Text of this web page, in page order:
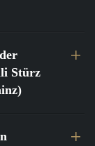
Stürz